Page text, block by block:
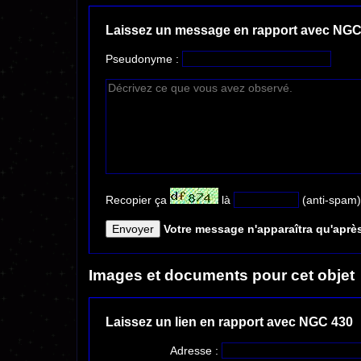
Laissez un message en rapport avec
Pseudonyme :
Recopier ça là (anti-
Votre message n'apparaîtra
Images et documents pour cet objet
Laissez un lien en rapport avec NGC 430
Adresse :